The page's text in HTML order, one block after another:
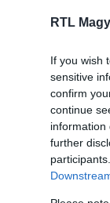
RTL
If you wish
sensitive
confirm
continue
information
further